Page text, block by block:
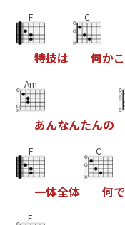
F
特技は
C
何かこ
Am
あんなんたんの
F
一体全体
C
何で
E